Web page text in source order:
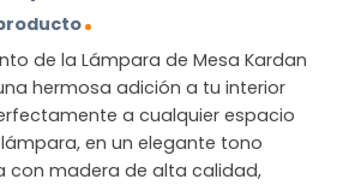
de la Lámpara de Mesa Kardan
hermosa adición a tu interior
a cualquier espacio
en un elegante tono
con madera de alta calidad,